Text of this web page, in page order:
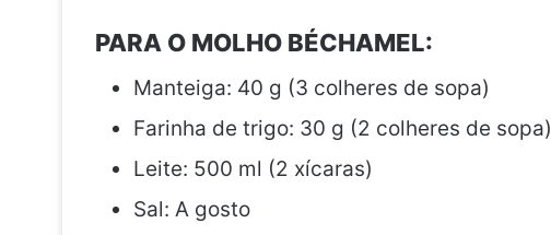
PARA O MOLHO BÉCHAMEL:
Manteiga: 40 g (3 colheres de sopa)
Farinha de trigo: 30 g (2 colheres de sopa)
Leite: 500 ml (2 xícaras)
Sal: A gosto